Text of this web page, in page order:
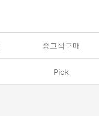
중고책구매
Pick